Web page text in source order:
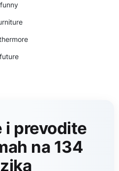
funny
future
i prevodite
na 134